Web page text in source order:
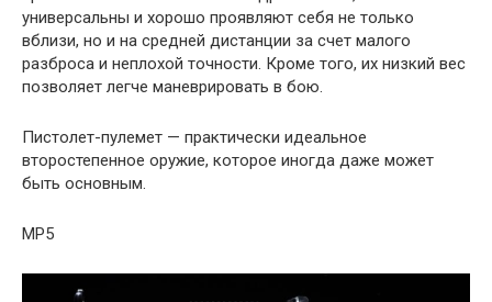
универсальны и хорошо проявляют себя не только
вблизи, но и на средней дистанции за счет малого
разброса и неплохой точности. Кроме того, их низкий вес
позволяет легче маневрировать в бою.
Пистолет-пулемет — практически идеальное
второстепенное оружие, которое иногда даже может
быть основным.
MP5